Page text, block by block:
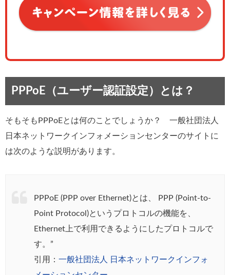
PPPoE（ユーザー認証設定）とは？
そもそもPPPoEとは何のことでしょうか？ 一般社団法人
日本ネットワークインフォメーションセンターのサイトに
は次のような説明があります。
PPPoE (PPP over Ethernet)とは、 PPP (Point-to-
Point Protocol)というプロトコルの機能を、
Ethernet上で利用できるようにしたプロトコルで
す。”
引用： 一般社団法人 日本ネットワークインフォ